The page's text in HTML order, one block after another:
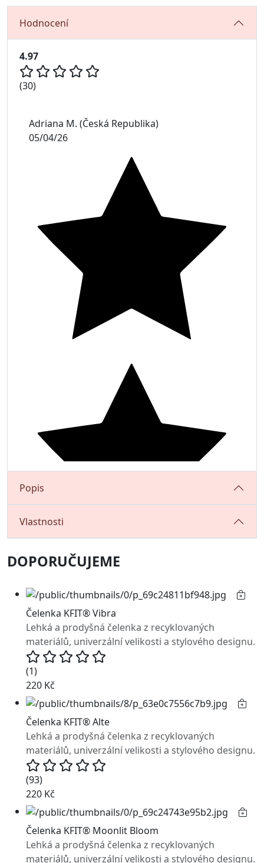
Hodnocení
4.97
(30)
Adriana M. (Česká Republika)
05/04/26
Popis
Vlastnosti
DOPORUČUJEME
Čelenka KFIT® Vibra
Lehká a prodyšná čelenka z recyklovaných
materiálů, univerzální velikosti a stylového designu.
(1)
220 Kč
Čelenka KFIT® Alte
Lehká a prodyšná čelenka z recyklovaných
materiálů, univerzální velikosti a stylového designu.
(93)
220 Kč
Čelenka KFIT® Moonlit Bloom
Lehká a prodyšná čelenka z recyklovaných
materiálů, univerzální velikosti a stylového designu.